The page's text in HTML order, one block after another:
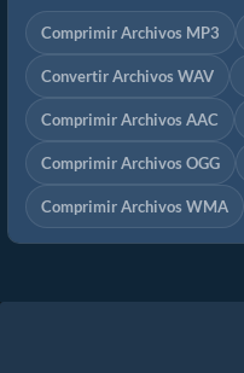
Comprimir Archivos MP3
Convertir Archivos WAV
Comprimir Archivos AAC
Comprimir Archivos OGG
Comprimir Archivos WMA